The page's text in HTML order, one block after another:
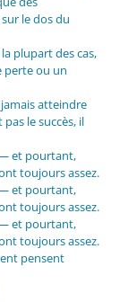
le dos du
plupart des cas,
perte ou un
atteindre
le succès, il
— et pourtant,
toujours assez.
— et pourtant,
toujours assez.
— et pourtant,
toujours assez.
pensent